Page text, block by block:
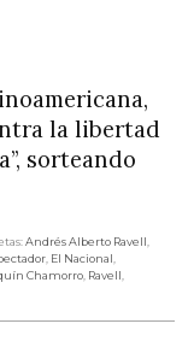
la libertad
sorteando
Andrés Alberto Ravell,
, El Nacional,
Chamorro, Ravell,